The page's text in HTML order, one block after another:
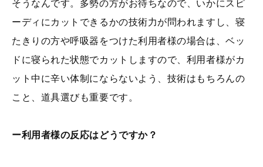
そうなんです。多勢の方がお待ちなので、いかにスピ
ーディにカットできるかの技術力が問われますし、寝
たきりの方や呼吸器をつけた利用者様の場合は、ベッ
ドに寝られた状態でカットしますので、利用者様がカ
ット中に辛い体制にならないよう、技術はもちろんの
こと、道具選びも重要です。
ー利用者様の反応はどうですか？